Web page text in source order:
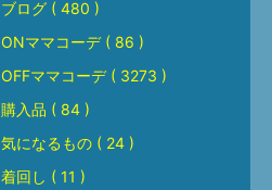
ブログ ( 480 )
ONママコーデ ( 86 )
OFFママコーデ ( 3273 )
購入品 ( 84 )
気になるもの ( 24 )
着回し ( 11 )